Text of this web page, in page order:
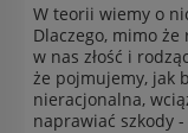
W teorii wiemy o
Dlaczego, mimo
w nas złość i
że pojmujemy, jak
nieracjonalna,
naprawiać szkody